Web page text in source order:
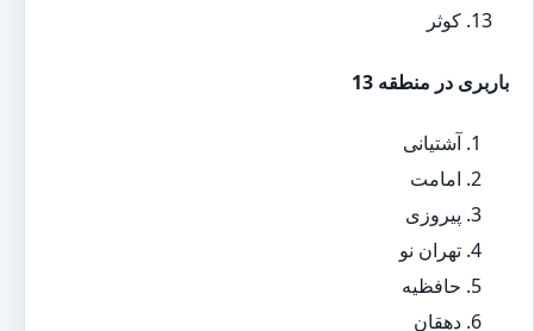
کوثر
باربری در منطقه 13
آشتیانی
امامت
پیروزی
تهران نو
حافظیه
دهقان